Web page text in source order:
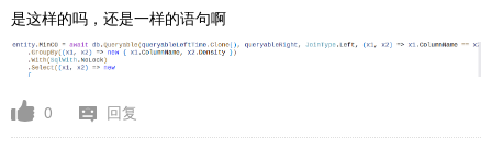
是这样的吗，还是一样的语句啊
0 回复